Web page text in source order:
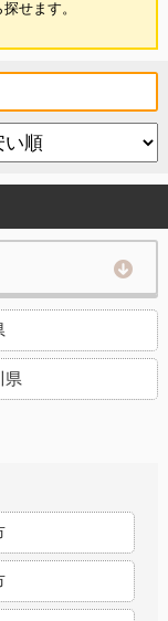
せます。
県